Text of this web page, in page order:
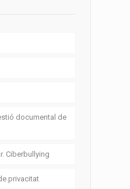
documental de
Ciberbullying
privacitat